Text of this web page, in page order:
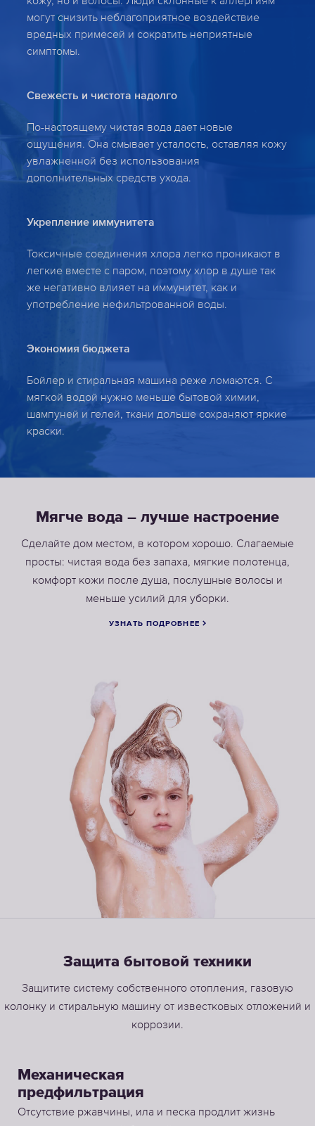
могут снизить неблагоприятное воздействие
вредных примесей и сократить неприятные
симптомы.
Свежесть и чистота надолго
По-настоящему чистая вода дает новые
ощущения. Она смывает усталость, оставляя кожу
увлажненной без использования
дополнительных средств ухода.
Укрепление иммунитета
Токсичные соединения хлора легко проникают в
легкие вместе с паром, поэтому хлор в душе так
же негативно влияет на иммунитет, как и
употребление нефильтрованной воды.
Экономия бюджета
Бойлер и стиральная машина реже ломаются. С
мягкой водой нужно меньше бытовой химии,
шампуней и гелей, ткани дольше сохраняют яркие
краски.
Мягче вода – лучше настроение
Сделайте дом местом, в котором хорошо. Слагаемые
просты: чистая вода без запаха, мягкие полотенца,
комфорт кожи после душа, послушные волосы и
меньше усилий для уборки.
УЗНАТЬ ПОДРОБНЕЕ
Защита бытовой техники
Защитите систему собственного отопления, газовую
колонку и стиральную машину от известковых отложений и
коррозии.
Механическая
предфильтрация
Отсутствие ржавчины, ила и песка продлит жизнь